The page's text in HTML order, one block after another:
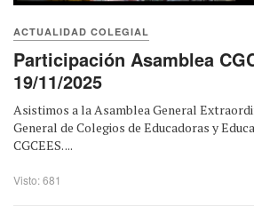
ACTUALIDAD COLEGIAL
Participación Asamblea
19/11/2025
Asistimos a la Asamblea General
General de Colegios de Educadoras y
CGCEES. ...
Visto: 681